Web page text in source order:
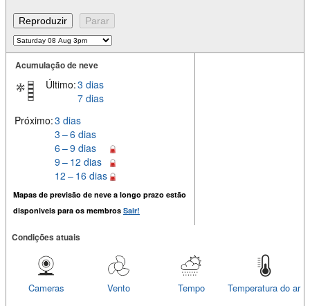
Acumulação de neve
Último:3 dias
7 dias
Próximo:3 dias
3 – 6 dias
6 – 9 dias
9 – 12 dias
12 – 16 dias
Mapas de previsão de neve a longo prazo estão
disponiveis para os membros Sair!
Condições atuais
Temperatura do ar
Tempo
Vento
Cameras